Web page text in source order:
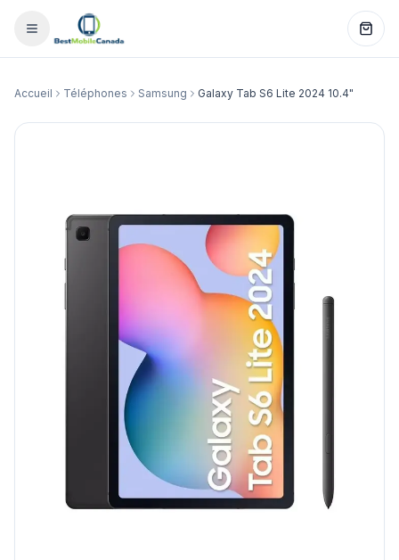
Accueil Téléphones Samsung Galaxy Tab S6 Lite 2024 10.4"